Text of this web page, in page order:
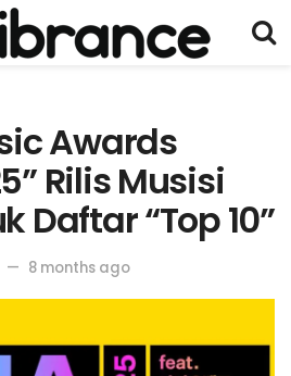
Awards
Rilis Musisi
Daftar “Top 10”
8 months ago